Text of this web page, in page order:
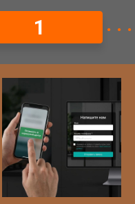
Замена затвора
Ремонт материнской
Чистка матрицы
1